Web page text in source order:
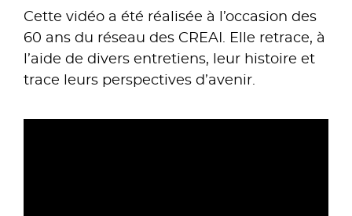
Cette vidéo a été réalisée à l’occasion des
60 ans du réseau des CREAI. Elle retrace, à
l’aide de divers entretiens, leur histoire et
trace leurs perspectives d’avenir.